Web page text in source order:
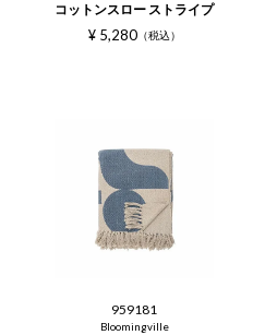
コットンスロー ストライプ
¥ 5,280 税込
959181
Bloomingville